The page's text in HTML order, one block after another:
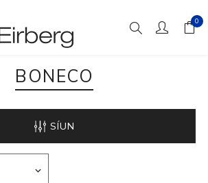
0
BONECO
SÍUN